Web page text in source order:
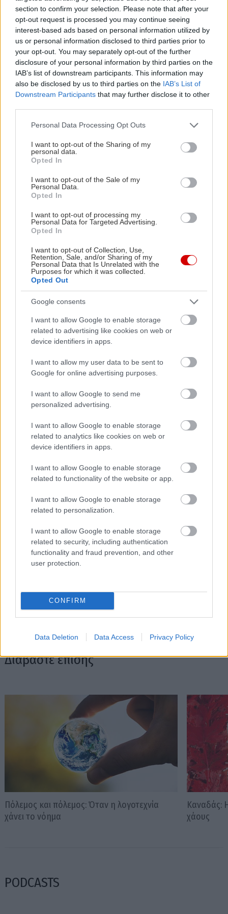
section to confirm your selection. Please note that after your
opt-out request is processed you may continue seeing
interest-based ads based on personal information utilized by
us or personal information disclosed to third parties prior to
your opt-out. You may separately opt-out of the further
disclosure of your personal information by third parties on the
IAB’s list of downstream participants. This information may
also be disclosed by us to third parties on the IAB’s List of
Downstream Participants that may further disclose it to other
Please note that this website/app uses one or more Google
not limited to your visit or usage behaviour. You may click to
grant or deny consent to Google and its third-party tags to
use your data for below specified purposes in below Google
consent section.
Personal Data Processing Opt Outs
I want to opt-out of the Sharing of my
personal data.
Opted In
I want to opt-out of the Sale of my
Personal Data.
Opted In
I want to opt-out of processing my
Personal Data for Targeted Advertising.
Opted In
I want to opt-out of Collection, Use,
Retention, Sale, and/or Sharing of my
Personal Data that Is Unrelated with the
Purposes for which it was collected.
Opted Out
Google consents
I want to allow Google to enable storage
related to advertising like cookies on web or
device identifiers in apps.
I want to allow my user data to be sent to
Google for online advertising purposes.
I want to allow Google to send me
personalized advertising.
I want to allow Google to enable storage
related to analytics like cookies on web or
device identifiers in apps.
I want to allow Google to enable storage
related to functionality of the website or app.
I want to allow Google to enable storage
related to personalization.
I want to allow Google to enable storage
related to security, including authentication
functionality and fraud prevention, and other
user protection.
CONFIRM
Data Deletion Data Access Privacy Policy
“Ο ονειροπόλος κύριος Τσβάιχ”
Εισαγωγή μετάφραση ανθολόγηση:
Γ. Λαγουδάκου
εκδόσεις Μεταίχμιο
2015
σελ. 408
τιμή: 14,94€
Αγοράστε το βιβλίο online από τις
Εκδόσεις Μεταίχμιο
Επισκεφθείτε το blog "Βιβλιοκαφέ"
Διαβάστε επίσης
Πόλεμος και πόλεμος: Όταν η λογοτεχνία
χάνει το νόημα
Καναδάς:
χάους
PODCASTS